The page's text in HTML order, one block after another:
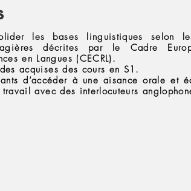
les bases linguistiques selon
décrites par le Cadre
en Langues (CECRL).
acquises des cours en S1.
d’accéder à une aisance orale et
avec des interlocuteurs